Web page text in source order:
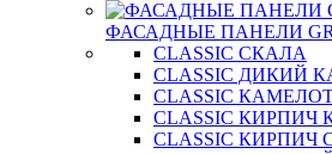
ФАСАДНЫЕ ПАНЕЛИ
CLASSIC СКАЛА
CLASSIC ДИКИЙ
CLASSIC
CLASSIC
CLASSIC